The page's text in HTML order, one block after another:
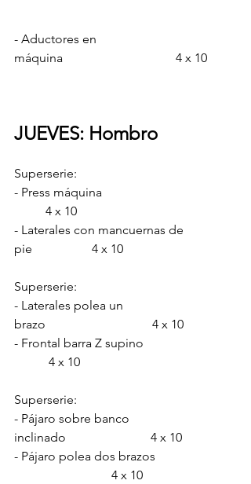
- Aductores en
máquina                                    4 x 10
JUEVES: Hombro
Superserie:
- Press máquina
	4 x 10
- Laterales con mancuernas de
pie                   4 x 10
Superserie:
- Laterales polea un
brazo                                  4 x 10
- Frontal barra Z supino
	 4 x 10
Superserie:
- Pájaro sobre banco
inclinado                           4 x 10
- Pájaro polea dos brazos
4 x 10